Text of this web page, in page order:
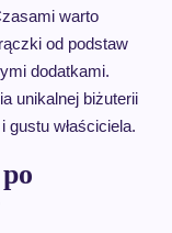
warto
od podstaw
dodatkami.
unikalnej biżuterii
gustu właściciela.